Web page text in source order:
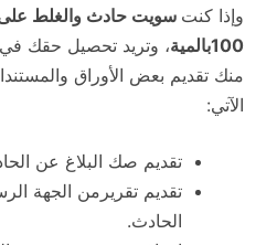
وإذا كنت سويت حادث والغلط على
100بالمية
، وتريد تحصيل حقك
منك تقديم بعض الأوراق
الآتي:
تقديم صك البلاغ عن
تقديم تقريرمن الجهة
الحادث.